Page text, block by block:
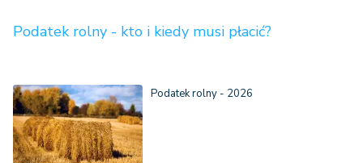
Podatek rolny - kto i kiedy musi płacić?
Podatek rolny - 2026